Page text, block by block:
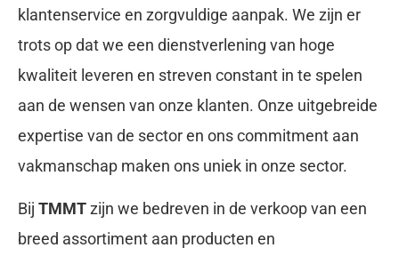
klantenservice en zorgvuldige aanpak. We zijn er
trots op dat we een dienstverlening van hoge
kwaliteit leveren en streven constant in te spelen
aan de wensen van onze klanten. Onze uitgebreide
expertise van de sector en ons commitment aan
vakmanschap maken ons uniek in onze sector.
Bij TMMTzijn we bedreven in de verkoop van een
breed assortiment aan producten en